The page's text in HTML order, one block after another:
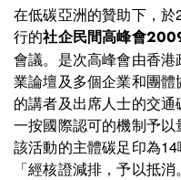
在低碳亞洲的贊助下，
行的社企民間高峰會
會議。是次高峰會由香
業論壇及多個企業和團
的講者及出席人士的交
一按國際認可的機制予以
該活動的主體碳足印為
「經核證減排，予以抵消。